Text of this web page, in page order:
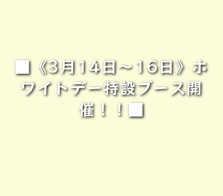
■《3月14日～16日》ホ
ワイトデー特設ブース開
催！！■